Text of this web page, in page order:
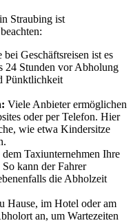
Straubing ist
bei Geschäftsreisen ist es
24 Stunden vor Abholung
Pünktlichkeit
Viele Anbieter ermöglichen
oder per Telefon. Hier
wie etwa Kindersitze
Taxiunternehmen Ihre
kann der Fahrer
die Abholzeit
Hause, im Hotel oder am
an, um Wartezeiten